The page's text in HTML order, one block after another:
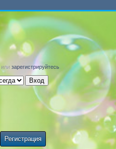
илизарегистрируйтесь
Регистрация